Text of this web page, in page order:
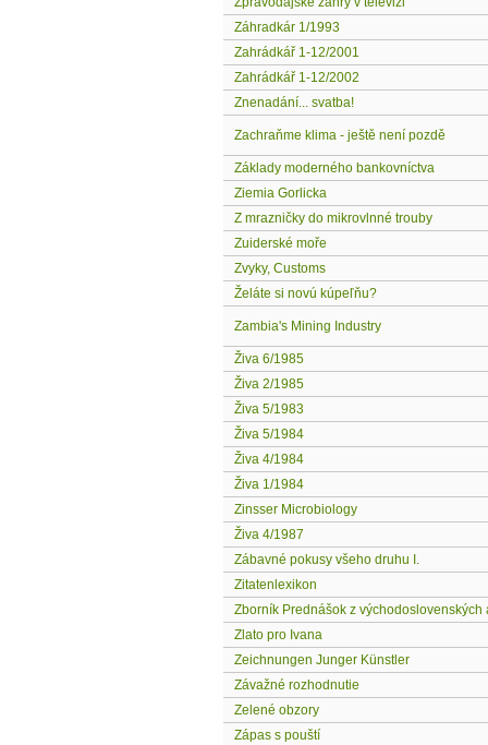
Záhradkár 1/1993
Zahrádkář 1-12/2001
Zahrádkář 1-12/2002
Znenadání... svatba!
Zachraňme klima - ještě není pozdě
Základy moderného bankovníctva
Ziemia Gorlicka
Z mrazničky do mikrovlnné trouby
Zuiderské moře
Zvyky, Customs
Želáte si novú kúpeľňu?
Zambia's Mining Industry
Živa 6/1985
Živa 2/1985
Živa 5/1983
Živa 5/1984
Živa 4/1984
Živa 1/1984
Zinsser Microbiology
Živa 4/1987
Zábavné pokusy všeho druhu I.
Zitatenlexikon
Zborník Prednášok z východoslovenských
Zlato pro Ivana
Zeichnungen Junger Künstler
Závažné rozhodnutie
Zelené obzory
Zápas s pouští